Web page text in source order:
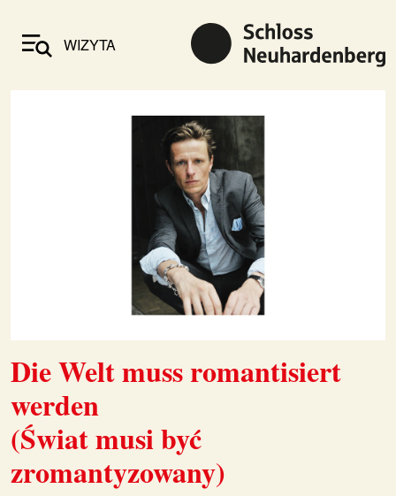
WIZYTA
Die Welt muss romantisiert
werden
(Świat musi być
zromantyzowany)